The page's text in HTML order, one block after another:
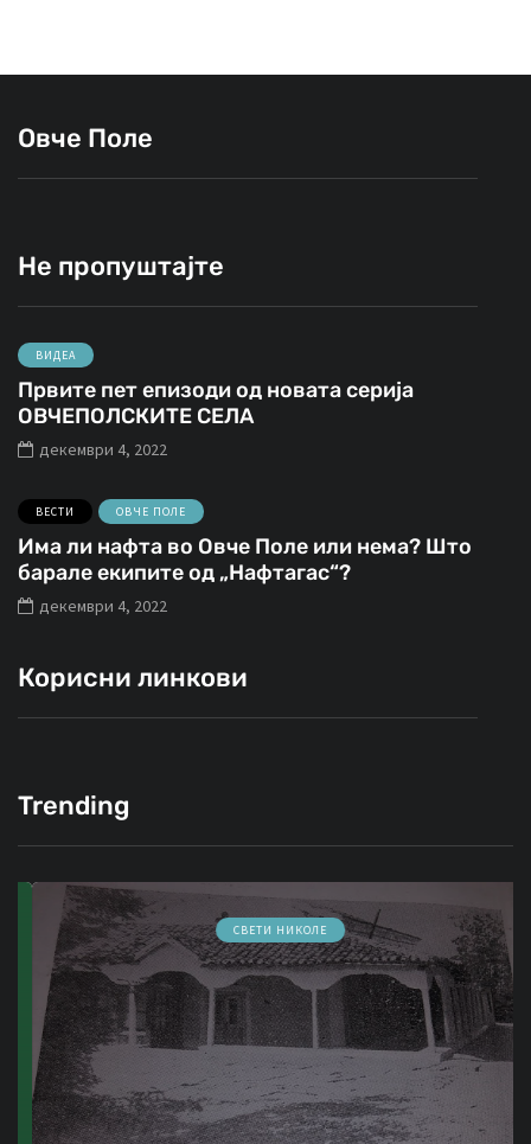
Овче Поле
Не пропуштајте
ВИДЕА
Првите пет епизоди од новата серија
ОВЧЕПОЛСКИТЕ СЕЛА
декември 4, 2022
ВЕСТИ ОВЧЕ ПОЛЕ
Има ли нафта во Овче Поле или нема? Што
барале екипите од „Нафтагас“?
декември 4, 2022
Корисни линкови
Trending
СВЕТИ НИКОЛЕ